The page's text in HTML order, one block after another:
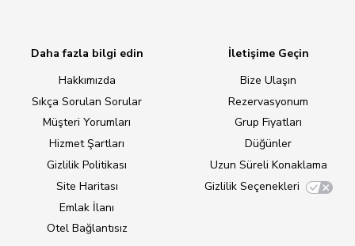
Daha fazla bilgi edin
Hakkımızda
Sıkça Sorulan Sorular
Müşteri Yorumları
Hizmet Şartları
Gizlilik Politikası
Site Haritası
Emlak İlanı
Otel Bağlantısız
İletişime Geçin
Bize Ulaşın
Rezervasyonum
Grup Fiyatları
Düğünler
Uzun Süreli Konaklama
Gizlilik Seçenekleri